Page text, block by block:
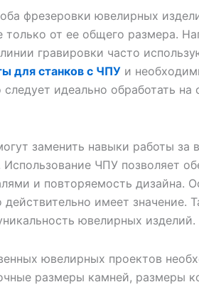
фрезеровки ювелирных
только от ее общего размера.
гравировки часто
для станков с ЧПУи
следует идеально обработать
заменить навыки работы за
Использование ЧПУ позволяет
и повторяемость дизайна.
действительно имеет значение.
ювелирных изделий.
ювелирных проектов
размеры камней, размеры